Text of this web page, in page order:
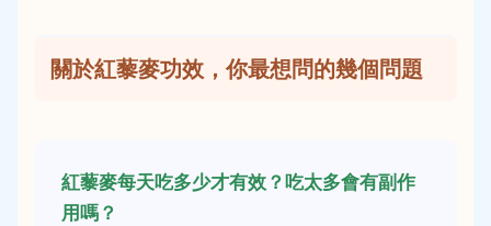
關於紅藜麥功效，你最想問的幾個問題
紅藜麥每天吃多少才有效？吃太多會有副作
用嗎？